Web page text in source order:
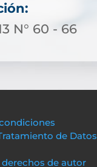
N° 60 - 66
de Datos
derechos de autor